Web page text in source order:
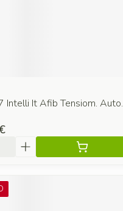
Intelli It Afib Tensiom. Auto.